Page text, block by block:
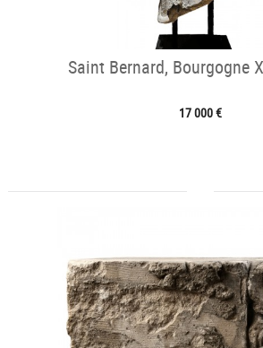
Saint Bernard, Bourgogne
17 000 €